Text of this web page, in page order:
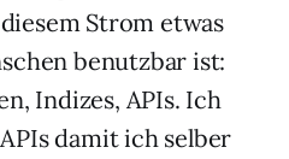
Strom etwas
benutzbar ist:
Indizes, APIs. Ich
damit ich selber